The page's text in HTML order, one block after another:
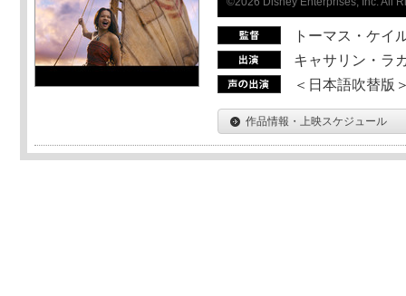
トーマス・ケイ
キャサリン・ラ
＜日本語吹替版
作品情報・上映スケジュール